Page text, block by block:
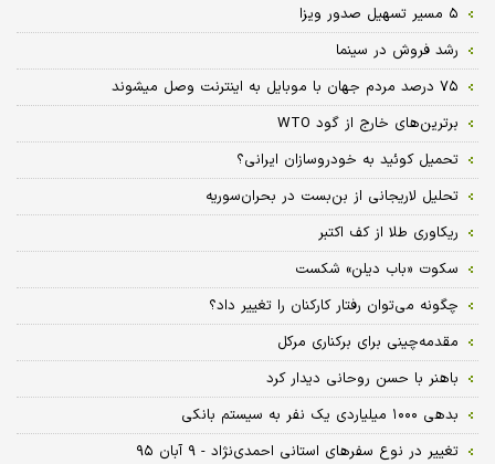
۵ مسیر تسهیل صدور ویزا
رشد فروش در سینما
۷۵ درصد مردم جهان با موبایل به اینترنت وصل می‏شوند
برترین‌های خارج از گود WTO
تحمیل کوئید به خودروسازان ایرانی؟
تحلیل لاریجانی از بن‌بست در بحران‌سوریه
ریکاوری طلا از کف اکتبر
سکوت «باب دیلن» شکست
چگونه می‌توان رفتار کارکنان را تغییر داد؟
مقدمه‌چینی برای برکناری مرکل
باهنر با حسن روحانی دیدار کرد
بدهی ۱۰۰۰ میلیاردی یک نفر به سیستم بانکی
تغییر در نوع سفرهای استانی احمدی‌نژاد - ۹ آبان ۹۵